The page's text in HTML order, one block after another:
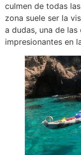
culmen de todas
zona suele ser la
a dudas, una de
impresionantes en